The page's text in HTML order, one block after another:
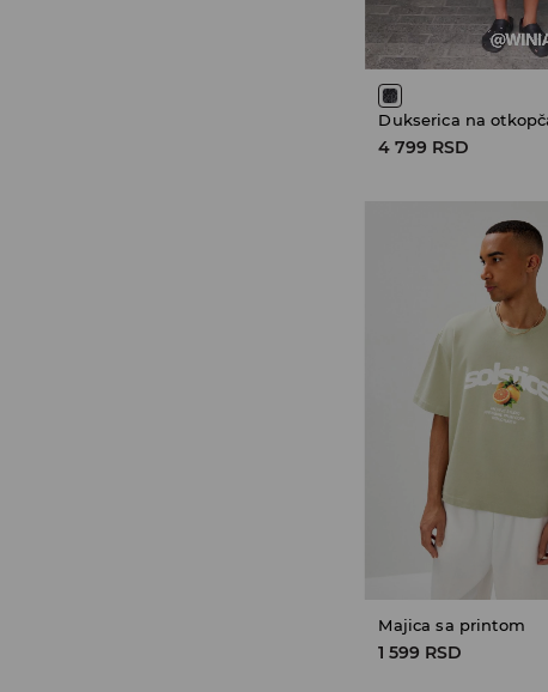
4 799 RSD
Majica sa printom
1 599 RSD